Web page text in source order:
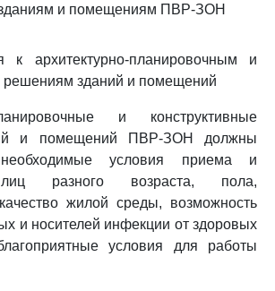
и помещениям ПВР-ЗОН
к архитектурно-планировочным и
решениям зданий и помещений
и конструктивные
и помещений ПВР-ЗОН должны
необходимые условия приема и
разного возраста, пола,
жилой среды, возможность
и носителей инфекции от здоровых
условия для работы